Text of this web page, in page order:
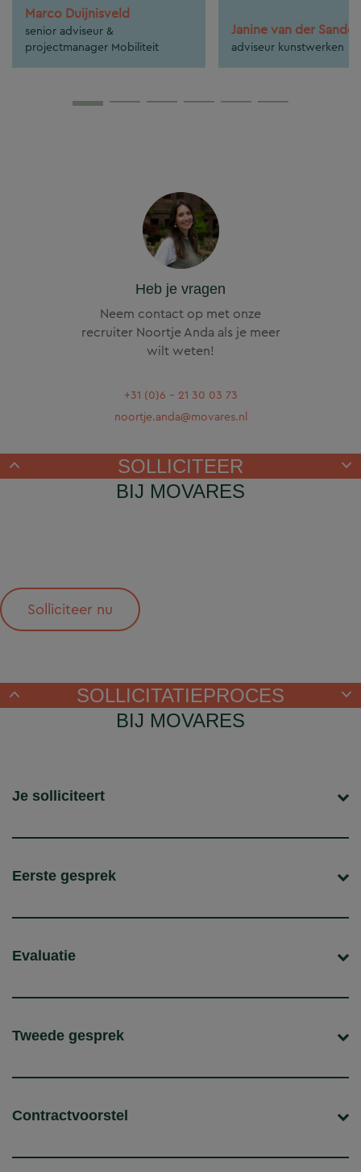
Marco Duijnisveld
senior adviseur &
projectmanager Mobiliteit
Janine van der Sanden
adviseur kunstwerken
Heb je vragen
Neem contact op met onze
recruiter Noortje Anda als je meer
wilt weten!
+31 (0)6 - 21 30 03 73
noortje.anda@movares.nl
SOLLICITEER
BIJ MOVARES
Solliciteer nu
SOLLICITATIEPROCES
BIJ MOVARES
Je solliciteert
Eerste gesprek
Evaluatie
Tweede gesprek
Contractvoorstel